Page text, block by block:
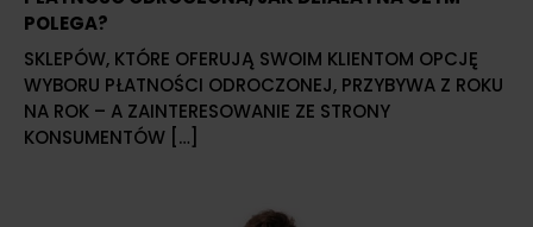
POLEGA?
SKLEPÓW, KTÓRE OFERUJĄ SWOIM KLIENTOM OPCJĘ
WYBORU PŁATNOŚCI ODROCZONEJ, PRZYBYWA Z ROKU
NA ROK – A ZAINTERESOWANIE ZE STRONY
KONSUMENTÓW […]